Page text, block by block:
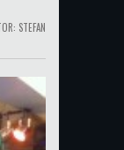
STEFAN